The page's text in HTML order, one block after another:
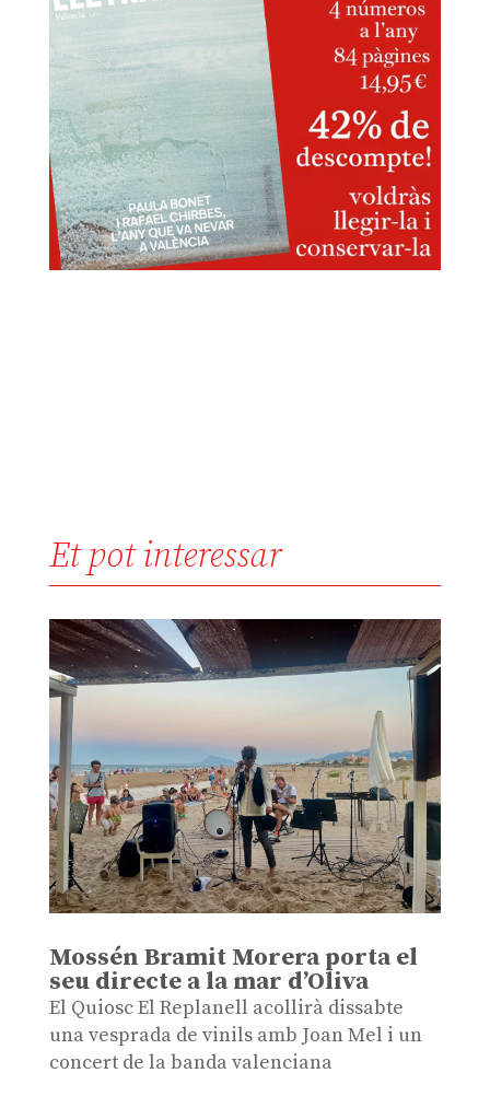
Et pot interessar
Mossén Bramit Morera porta el
seu directe a la mar d’Oliva
El Quiosc El Replanell acollirà dissabte
una vesprada de vinils amb Joan Mel i un
concert de la banda valenciana